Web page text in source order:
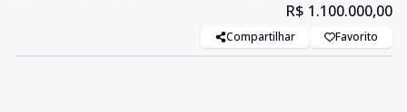
R$ 1.100.000,00
Compartilhar Favorito